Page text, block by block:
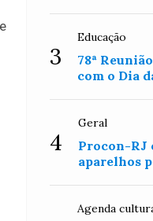
3
Educação
78ª
com o Dia
4
Geral
Procon-RJ
aparelhos
Agenda